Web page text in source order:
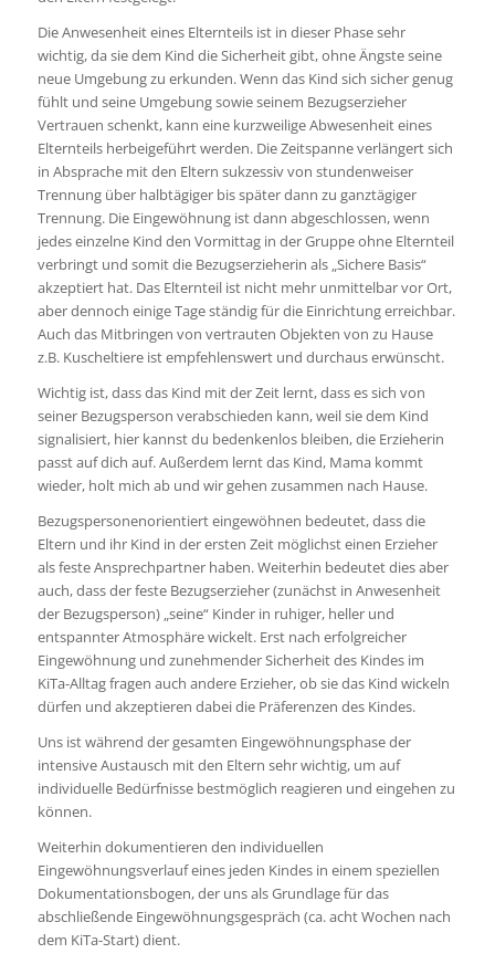
Die Anwesenheit eines Elternteils ist in dieser Phase sehr
wichtig, da sie dem Kind die Sicherheit gibt, ohne Ängste seine
neue Umgebung zu erkunden. Wenn das Kind sich sicher genug
fühlt und seine Umgebung sowie seinem Bezugserzieher
Vertrauen schenkt, kann eine kurzweilige Abwesenheit eines
Elternteils herbeigeführt werden. Die Zeitspanne verlängert sich
in Absprache mit den Eltern sukzessiv von stundenweiser
Trennung über halbtägiger bis später dann zu ganztägiger
Trennung. Die Eingewöhnung ist dann abgeschlossen, wenn
jedes einzelne Kind den Vormittag in der Gruppe ohne Elternteil
verbringt und somit die Bezugserzieherin als „Sichere Basis“
akzeptiert hat. Das Elternteil ist nicht mehr unmittelbar vor Ort,
aber dennoch einige Tage ständig für die Einrichtung erreichbar.
Auch das Mitbringen von vertrauten Objekten von zu Hause
z.B. Kuscheltiere ist empfehlenswert und durchaus erwünscht.
Wichtig ist, dass das Kind mit der Zeit lernt, dass es sich von
seiner Bezugsperson verabschieden kann, weil sie dem Kind
signalisiert, hier kannst du bedenkenlos bleiben, die Erzieherin
passt auf dich auf. Außerdem lernt das Kind, Mama kommt
wieder, holt mich ab und wir gehen zusammen nach Hause.
Bezugspersonenorientiert eingewöhnen bedeutet, dass die
Eltern und ihr Kind in der ersten Zeit möglichst einen Erzieher
als feste Ansprechpartner haben. Weiterhin bedeutet dies aber
auch, dass der feste Bezugserzieher (zunächst in Anwesenheit
der Bezugsperson) „seine“ Kinder in ruhiger, heller und
entspannter Atmosphäre wickelt. Erst nach erfolgreicher
Eingewöhnung und zunehmender Sicherheit des Kindes im
KiTa-Alltag fragen auch andere Erzieher, ob sie das Kind wickeln
dürfen und akzeptieren dabei die Präferenzen des Kindes.
Uns ist während der gesamten Eingewöhnungsphase der
intensive Austausch mit den Eltern sehr wichtig, um auf
individuelle Bedürfnisse bestmöglich reagieren und eingehen zu
können.
Weiterhin dokumentieren den individuellen
Eingewöhnungsverlauf eines jeden Kindes in einem speziellen
Dokumentationsbogen, der uns als Grundlage für das
abschließende Eingewöhnungsgespräch (ca. acht Wochen nach
dem KiTa-Start) dient.